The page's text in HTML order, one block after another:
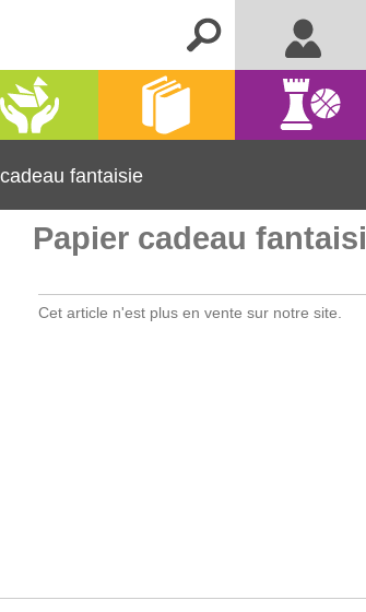
Me connecter
Activités
manuelles
Jeux
fantaisie
Papier cadeau
Cet article n'est plus en vente sur notre site.